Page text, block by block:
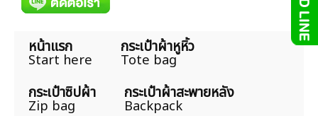
หน้าแรก
Start here
กระเป๋าผ้าหูหิ้ว
Tote bag
กระเป๋าซิปผ้า
Zip bag
กระเป๋าผ้าสะพายหลัง
Backpack